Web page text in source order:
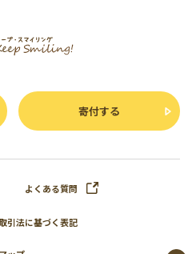
寄付する
よくある質問
引法に基づく表記